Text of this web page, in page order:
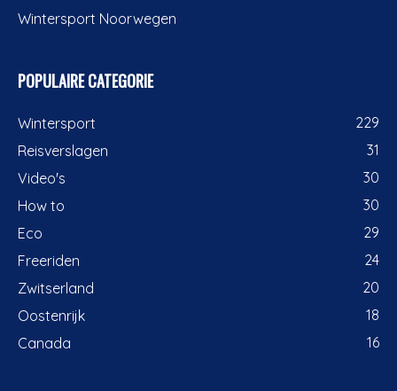
Wintersport Noorwegen
POPULAIRE CATEGORIE
Wintersport
229
Reisverslagen
31
Video's
30
How to
30
Eco
29
Freeriden
24
Zwitserland
20
Oostenrijk
18
Canada
16